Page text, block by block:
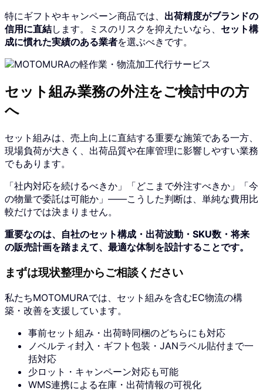
特にギフトやキャンペーン商品では、 出荷精度がブランドの
信用に直結します。ミスのリスクを抑えたいなら、 セット構
成に慣れた実績のある業者を選ぶべきです。
セット組み業務の外注をご検討中の方
へ
セット組みは、売上向上に直結する重要な施策である一方、
現場負荷が大きく、出荷品質や在庫管理に影響しやすい業務
でもあります。
「社内対応を続けるべきか」「どこまで外注すべきか」「今
の物量で委託は可能か」――こうした判断は、単純な費用比
較だけでは決まりません。
重要なのは、自社のセット構成・出荷波動・SKU数・将来
の販売計画を踏まえて、最適な体制を設計することです。
まずは現状整理からご相談ください
私たちMOTOMURAでは、セット組みを含むEC物流の構
築・改善を支援しています。
事前セット組み・出荷時同梱のどちらにも対応
ノベルティ封入・ギフト包装・JANラベル貼付まで一
括対応
少ロット・キャンペーン対応も可能
WMS連携による在庫・出荷情報の可視化